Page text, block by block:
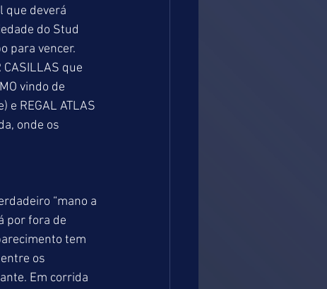
que deverá
do Stud
para vencer.
que
vindo de
e REGAL ATLAS
onde os
“mano a
por fora de
tem
os
Em corrida